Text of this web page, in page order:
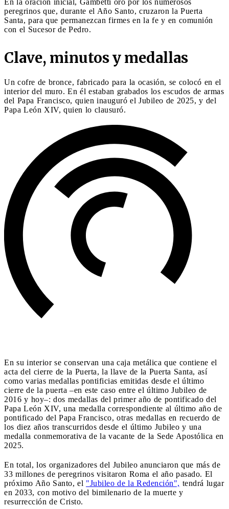
peregrinos que, durante el Año Santo, cruzaron la Puerta
Santa, para que permanezcan firmes en la fe y en comunión
con el Sucesor de Pedro.
Clave, minutos y medallas
Un cofre de bronce, fabricado para la ocasión, se colocó en el
interior del muro. En él estaban grabados los escudos de armas
del Papa Francisco, quien inauguró el Jubileo de 2025, y del
Papa León XIV, quien lo clausuró.
En su interior se conservan una caja metálica que contiene el
acta del cierre de la Puerta, la llave de la Puerta Santa, así
como varias medallas pontificias emitidas desde el último
cierre de la puerta –en este caso entre el último Jubileo de
2016 y hoy–: dos medallas del primer año de pontificado del
Papa León XIV, una medalla correspondiente al último año de
pontificado del Papa Francisco, otras medallas en recuerdo de
los diez años transcurridos desde el último Jubileo y una
medalla conmemorativa de la vacante de la Sede Apostólica en
2025.
En total, los organizadores del Jubileo anunciaron que más de
33 millones de peregrinos visitaron Roma el año pasado. El
próximo Año Santo, el "Jubileo de la Redención", tendrá lugar
en 2033, con motivo del bimilenario de la muerte y
resurrección de Cristo.